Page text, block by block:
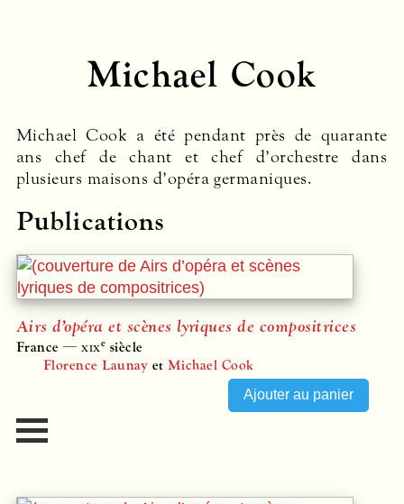
Michael Cook
Michael Cook a été pendant près de quarante
ans chef de chant et chef d’orchestre dans
plusieurs maisons d’opéra germaniques.
Publications
Airs d’opéra et scènes lyriques de compositrices
France —xixe siècle
Florence Launay et Michael Cook